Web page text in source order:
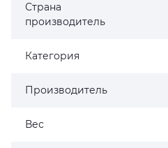
Страна
производитель
Категория
Производитель
Вес